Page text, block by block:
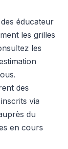
éducateur
les grilles
les
des
via
du
en cours